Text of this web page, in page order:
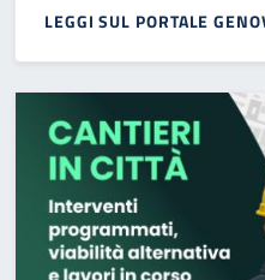
LEGGI SUL PORTALE